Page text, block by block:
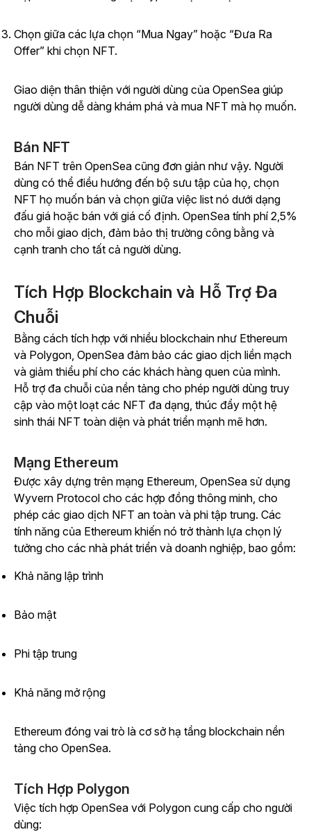
Chọn giữa các lựa chọn “Mua Ngay” hoặc “Đưa Ra
Offer” khi chọn NFT.
Giao diện thân thiện với người dùng của OpenSea giúp
người dùng dễ dàng khám phá và mua NFT mà họ muốn.
Bán NFT
Bán NFT trên OpenSea cũng đơn giản như vậy. Người
dùng có thể điều hướng đến bộ sưu tập của họ, chọn
NFT họ muốn bán và chọn giữa việc list nó dưới dạng
đấu giá hoặc bán với giá cố định. OpenSea tính phí 2,5%
cho mỗi giao dịch, đảm bảo thị trường công bằng và
cạnh tranh cho tất cả người dùng.
Tích Hợp Blockchain và Hỗ Trợ Đa
Chuỗi
Bằng cách tích hợp với nhiều blockchain như Ethereum
và Polygon, OpenSea đảm bảo các giao dịch liền mạch
và giảm thiểu phí cho các khách hàng quen của mình.
Hỗ trợ đa chuỗi của nền tảng cho phép người dùng truy
cập vào một loạt các NFT đa dạng, thúc đẩy một hệ
sinh thái NFT toàn diện và phát triển mạnh mẽ hơn.
Mạng Ethereum
Được xây dựng trên mạng Ethereum, OpenSea sử dụng
Wyvern Protocol cho các hợp đồng thông minh, cho
phép các giao dịch NFT an toàn và phi tập trung. Các
tính năng của Ethereum khiến nó trở thành lựa chọn lý
tưởng cho các nhà phát triển và doanh nghiệp, bao gồm:
Khả năng lập trình
Bảo mật
Phi tập trung
Khả năng mở rộng
Ethereum đóng vai trò là cơ sở hạ tầng blockchain nền
tảng cho OpenSea.
Tích Hợp Polygon
Việc tích hợp OpenSea với Polygon cung cấp cho người
dùng: